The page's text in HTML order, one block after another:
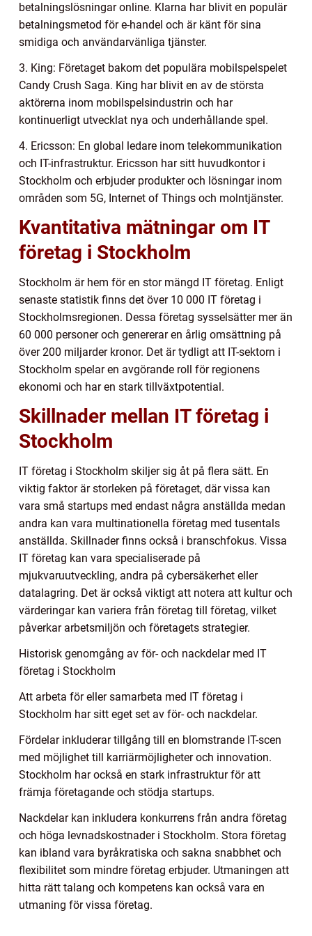
betalningslösningar online. Klarna har blivit en populär
betalningsmetod för e-handel och är känt för sina
smidiga och användarvänliga tjänster.
3. King: Företaget bakom det populära mobilspelspelet
Candy Crush Saga. King har blivit en av de största
aktörerna inom mobilspelsindustrin och har
kontinuerligt utvecklat nya och underhållande spel.
4. Ericsson: En global ledare inom telekommunikation
och IT-infrastruktur. Ericsson har sitt huvudkontor i
Stockholm och erbjuder produkter och lösningar inom
områden som 5G, Internet of Things och molntjänster.
Kvantitativa mätningar om IT
företag i Stockholm
Stockholm är hem för en stor mängd IT företag. Enligt
senaste statistik finns det över 10 000 IT företag i
Stockholmsregionen. Dessa företag sysselsätter mer än
60 000 personer och genererar en årlig omsättning på
över 200 miljarder kronor. Det är tydligt att IT-sektorn i
Stockholm spelar en avgörande roll för regionens
ekonomi och har en stark tillväxtpotential.
Skillnader mellan IT företag i
Stockholm
IT företag i Stockholm skiljer sig åt på flera sätt. En
viktig faktor är storleken på företaget, där vissa kan
vara små startups med endast några anställda medan
andra kan vara multinationella företag med tusentals
anställda. Skillnader finns också i branschfokus. Vissa
IT företag kan vara specialiserade på
mjukvaruutveckling, andra på cybersäkerhet eller
datalagring. Det är också viktigt att notera att kultur och
värderingar kan variera från företag till företag, vilket
påverkar arbetsmiljön och företagets strategier.
Historisk genomgång av för- och nackdelar med IT
företag i Stockholm
Att arbeta för eller samarbeta med IT företag i
Stockholm har sitt eget set av för- och nackdelar.
Fördelar inkluderar tillgång till en blomstrande IT-scen
med möjlighet till karriärmöjligheter och innovation.
Stockholm har också en stark infrastruktur för att
främja företagande och stödja startups.
Nackdelar kan inkludera konkurrens från andra företag
och höga levnadskostnader i Stockholm. Stora företag
kan ibland vara byråkratiska och sakna snabbhet och
flexibilitet som mindre företag erbjuder. Utmaningen att
hitta rätt talang och kompetens kan också vara en
utmaning för vissa företag.